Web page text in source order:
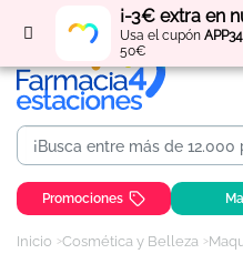
¡-3€ extra en
Usa el cupón
50€
Regístratey
Promociones
Inicio Cosmética y Belleza